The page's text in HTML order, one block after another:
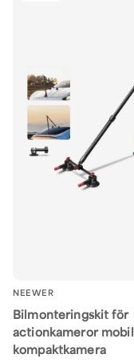
NEEWER
Bilmonteringskit för
actionkameror mobil
kompaktkamera